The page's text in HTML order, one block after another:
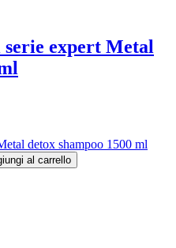
expert Metal
detox shampoo 1500 ml
al carrello